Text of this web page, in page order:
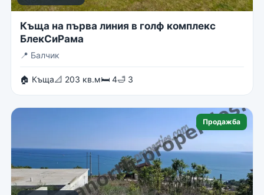
Къща на първа линия в голф комплекс
БлекСиРама
📍 Балчик
🏠 Къща📐 203 кв.м🛏 4🛁 3
Продажба